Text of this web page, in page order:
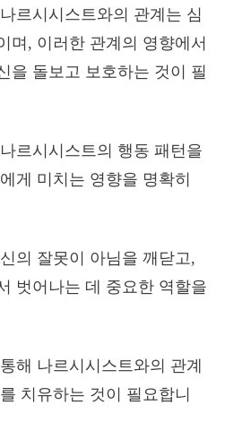
르시시스트와의 관계는 심
며, 이러한 관계의 영향에서
을 돌보고 보호하는 것이 필
르시시스트의 행동 패턴을
게 미치는 영향을 명확히
의 잘못이 아님을 깨닫고,
벗어나는 데 중요한 역할을
해 나르시시스트와의 관계
치유하는 것이 필요합니